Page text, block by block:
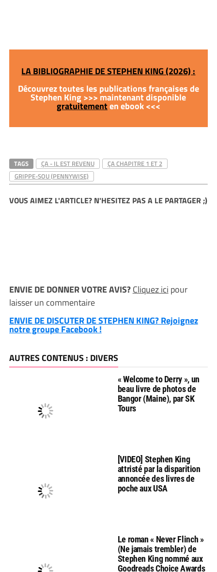
LA BIBLIOGRAPHIE DE STEPHEN KING (2026) :
Découvrez toutes les publications françaises de
Stephen King >>> maintenant disponible
gratuitementen ebook <<<
TAGS ÇA - IL EST REVENU
ÇA CHAPITRE 1 ET 2
GRIPPE-SOU (PENNYWISE)
VOUS AIMEZ L'ARTICLE? N'HESITEZ PAS A LE PARTAGER ;)
ENVIE DE DONNER VOTRE AVIS?Cliquez ici pour
laisser un commentaire
ENVIE DE DISCUTER DE STEPHEN KING? Rejoignez
notre groupe Facebook !
AUTRES CONTENUS : DIVERS
« Welcome to Derry », un
beau livre de photos de
Bangor (Maine), par SK
Tours
[VIDEO] Stephen King
attristé par la disparition
annoncée des livres de
poche aux USA
Le roman « Never Flinch »
(Ne jamais trembler) de
Stephen King nommé aux
Goodreads Choice Awards